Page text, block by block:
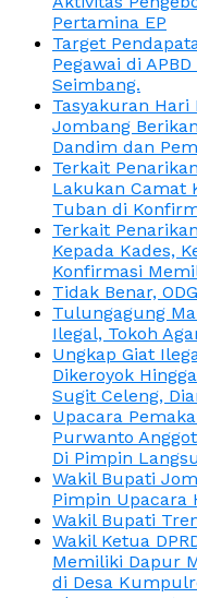
Pertamina EP
Target
Pegawai di
Seimbang.
Tasyakuran Hari
Jombang
Dandim dan
Terkait
Lakukan Camat
Tuban di
Terkait
Kepada Kades,
Konfirmasi
Tidak Benar,
Tulungagung
Ilegal, Tokoh
Ungkap Giat
Dikeroyok
Sugit Celeng,
Upacara
Purwanto
Di Pimpin
Wakil Bupati
Pimpin Upacara
Wakil Bupati
Wakil Ketua
Memiliki Dapur
di Desa